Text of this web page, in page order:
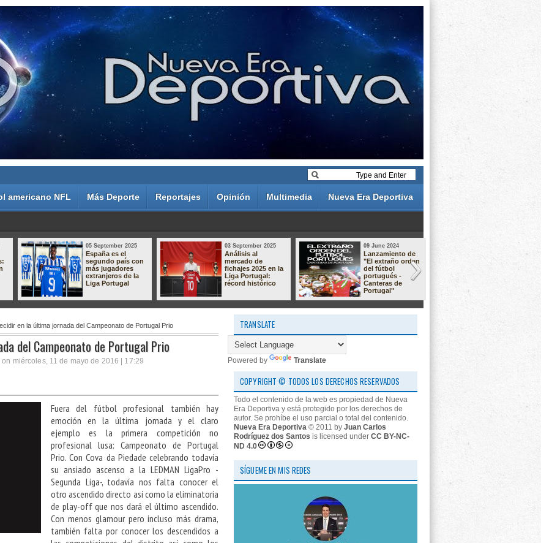
americano NFL Más Deporte Reportajes Opinión Multimedia Nueva Era Deportiva
05 September 2025
España es el
segundo país con
más jugadores
extranjeros de la
Liga Portugal
03 September 2025
Análisis al
mercado de
fichajes 2025 en la
Liga Portugal:
récord histórico
09 June 2024
Lanzamiento de
"El extraño orden
del fútbol
portugués -
Canteras de
Portugal"
19 May 2024
Análisis de
Liga
23/24:
en la última jornada del Campeonato de Portugal Prio
del Campeonato de Portugal Prio
miércoles, 11 de mayo de 2016 | 17:29
Fuera del fútbol profesional también hay
emoción en la última jornada y el claro
ejemplo es la primera competición no
profesional lusa: Campeonato de Portugal
Prio. Con Cova da Piedade celebrando todavía
su ansiado ascenso a la LEDMAN LigaPro -
Segunda Liga-, todavía nos falta conocer el
otro ascendido directo así como la eliminatoria
de play-off que nos dará el último ascendido.
Con menos glamour pero incluso más drama,
también falta por conocer los descendidos a
TRANSLATE
Powered by Translate
COPYRIGHT © TODOS LOS DERECHOS RESERVADOS
Todo el contenido de la web es propiedad de Nueva
Era Deportiva y está protegido por los derechos de
autor. Se prohíbe el uso parcial o total del contenido.
Nueva Era Deportiva © 2011 by Juan Carlos
Rodríguez dos Santos is licensed under CC BY-NC-
ND 4.0
SÍGUEME EN MIS REDES